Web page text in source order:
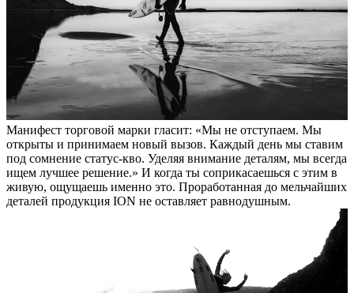
Манифест торговой марки гласит: «Мы не отступаем. Мы
открыты и принимаем новый вызов. Каждый день мы ставим
под сомнение статус-кво. Уделяя внимание деталям, мы всегда
ищем лучшее решение.» И когда ты соприкасаешься с этим в
живую, ощущаешь именно это. Проработанная до мельчайших
деталей продукция ION не оставляет равнодушным.